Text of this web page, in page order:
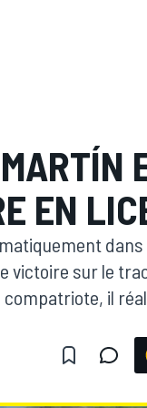
EN
victoire sur le
il